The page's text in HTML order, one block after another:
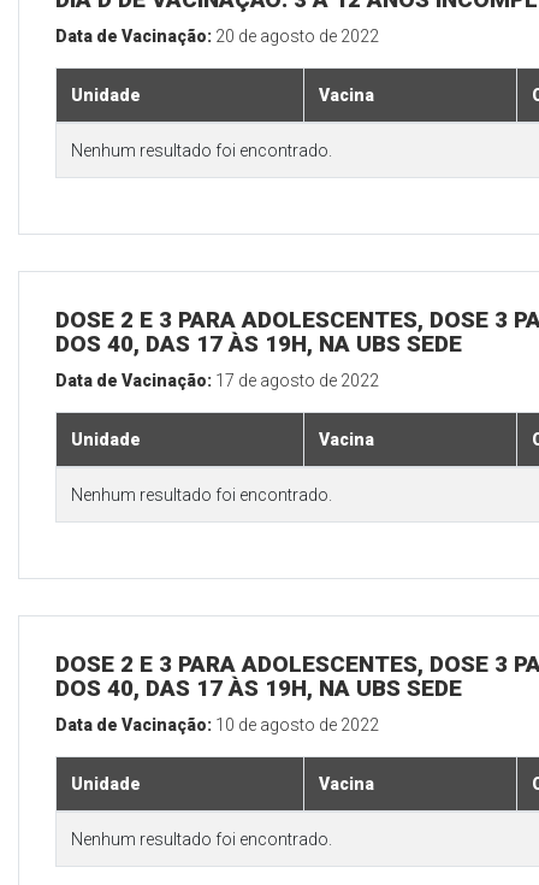
Data de Vacinação: 20 de agosto de 2022
Unidade Vacina
Nenhum resultado foi encontrado.
DOSE 2 E 3 PARA ADOLESCENTES, DOSE 3
DOS 40, DAS 17 ÀS 19H, NA UBS SEDE
Data de Vacinação: 17 de agosto de 2022
Unidade Vacina
Nenhum resultado foi encontrado.
DOSE 2 E 3 PARA ADOLESCENTES, DOSE 3
DOS 40, DAS 17 ÀS 19H, NA UBS SEDE
Data de Vacinação: 10 de agosto de 2022
Unidade Vacina
Nenhum resultado foi encontrado.